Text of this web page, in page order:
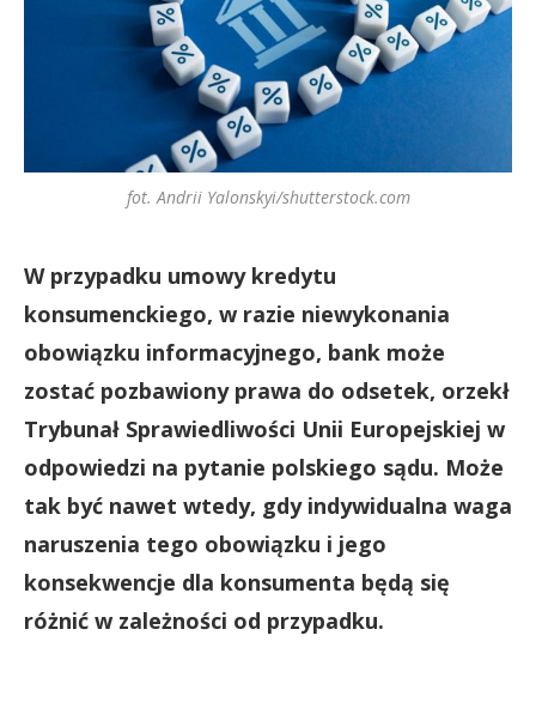
fot. Andrii Yalonskyi/shutterstock.com
W przypadku umowy kredytu
konsumenckiego, w razie niewykonania
obowiązku informacyjnego, bank może
zostać pozbawiony prawa do odsetek, orzekł
Trybunał Sprawiedliwości Unii Europejskiej w
odpowiedzi na pytanie polskiego sądu. Może
tak być nawet wtedy, gdy indywidualna waga
naruszenia tego obowiązku i jego
konsekwencje dla konsumenta będą się
różnić w zależności od przypadku.